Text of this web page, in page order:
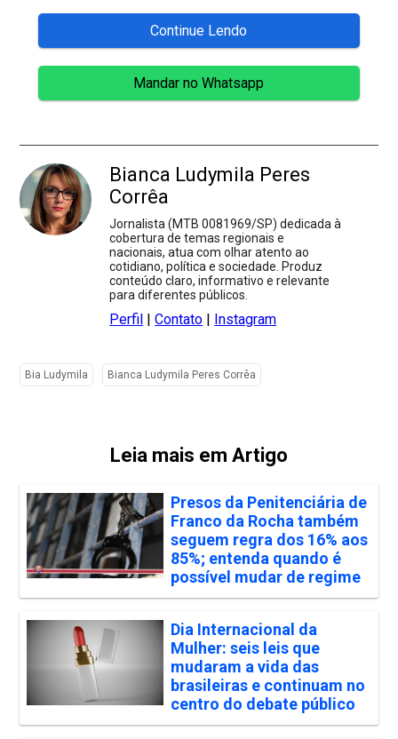
Continue Lendo
Mandar no Whatsapp
Bianca Ludymila Peres
Corrêa
Jornalista (MTB 0081969/SP) dedicada à
cobertura de temas regionais e
nacionais, atua com olhar atento ao
cotidiano, política e sociedade. Produz
conteúdo claro, informativo e relevante
para diferentes públicos.
Perfil |Contato Instagram
Bia Ludymila Bianca Ludymila Peres Corrêa
Leia mais em Artigo
Presos da Penitenciária de
Franco da Rocha também
seguem regra dos 16% aos
85%; entenda quando é
possível mudar de regime
Dia Internacional da
Mulher: seis leis que
mudaram a vida das
brasileiras e continuam no
centro do debate público